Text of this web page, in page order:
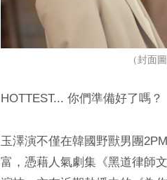
（封面
HOTTEST... 你們準備好了嗎？
玉澤演不僅在韓國野獸男團
富，憑藉人氣劇集《黑道律師